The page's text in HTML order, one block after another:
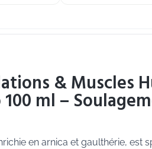
& Muscles
ml –
en arnica et gaulthérie,